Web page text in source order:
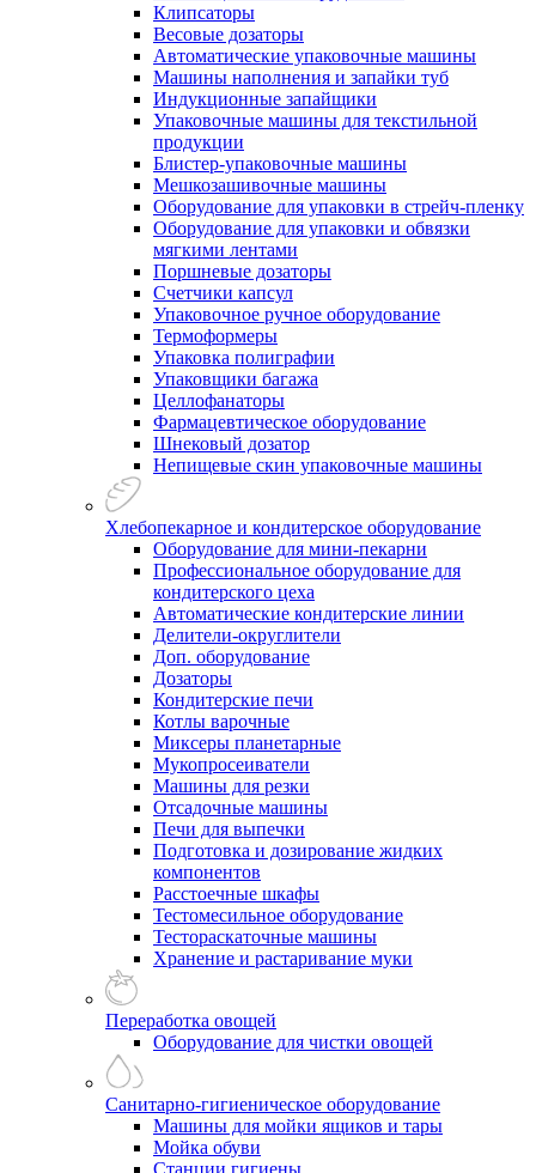
Клипсаторы
Весовые дозаторы
Автоматические упаковочные машины
Машины наполнения и запайки туб
Индукционные запайщики
Упаковочные машины для текстильной
продукции
Блистер-упаковочные машины
Мешкозашивочные машины
Оборудование для упаковки в стрейч-пленку
Оборудование для упаковки и обвязки
мягкими лентами
Поршневые дозаторы
Счетчики капсул
Упаковочное ручное оборудование
Термоформеры
Упаковка полиграфии
Упаковщики багажа
Целлофанаторы
Фармацевтическое оборудование
Шнековый дозатор
Непищевые скин упаковочные машины
Хлебопекарное и кондитерское оборудование
Оборудование для мини-пекарни
Профессиональное оборудование для
кондитерского цеха
Автоматические кондитерские линии
Делители-округлители
Доп. оборудование
Дозаторы
Кондитерские печи
Котлы варочные
Миксеры планетарные
Мукопросеиватели
Машины для резки
Отсадочные машины
Печи для выпечки
Подготовка и дозирование жидких
компонентов
Расстоечные шкафы
Тестомесильное оборудование
Тестораскаточные машины
Хранение и растаривание муки
Переработка овощей
Оборудование для чистки овощей
Санитарно-гигиеническое оборудование
Машины для мойки ящиков и тары
Мойка обуви
Станции гигиены